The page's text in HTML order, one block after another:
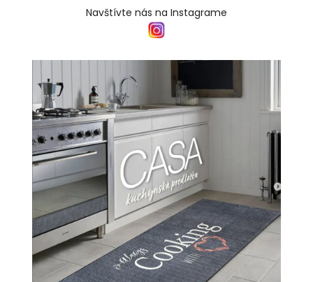
Navštívte nás na Instagrame